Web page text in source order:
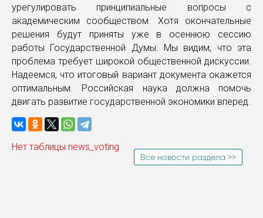
урегулировать принципиальные вопросы с
академическим сообществом. Хотя окончательные
решения будут приняты уже в осеннюю сессию
работы Государственной Думы. Мы видим, что эта
проблема требует широкой общественной дискуссии.
Надеемся, что итоговый вариант документа окажется
оптимальным. Российская наука должна помочь
двигать развитие государственной экономики вперед.
Нет таблицы news_voting
Все новости раздела >>